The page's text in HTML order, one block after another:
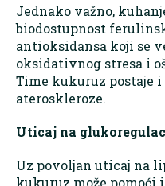
Jednako važno,
biodostupnost
antioksidansa koji se
oksidativnog stresa i
Time kukuruz postaje
ateroskleroze.
Uticaj na
Uz povoljan uticaj na
kukuruz može pomoći